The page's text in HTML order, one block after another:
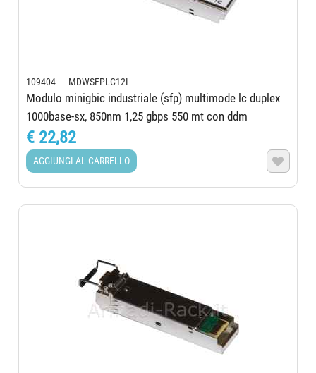
109404 MDWSFPLC12I
Modulo minigbic industriale (sfp) multimode lc duplex
1000base-sx, 850nm 1,25 gbps 550 mt con ddm
€ 22,82
AGGIUNGI AL CARRELLO 